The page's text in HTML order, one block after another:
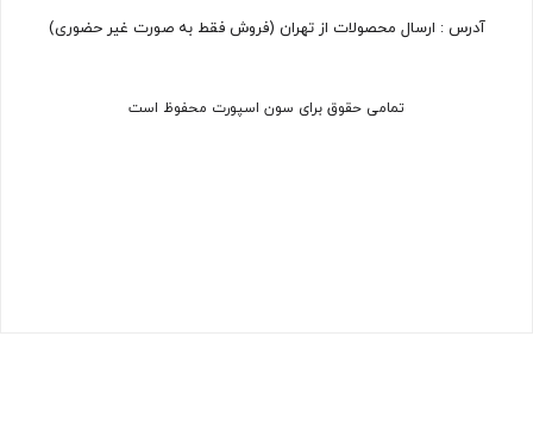
آدرس : ارسال محصولات از تهران (فروش فقط به صورت غیر حضوری)
تمامی حقوق برای سون اسپورت محفوظ است